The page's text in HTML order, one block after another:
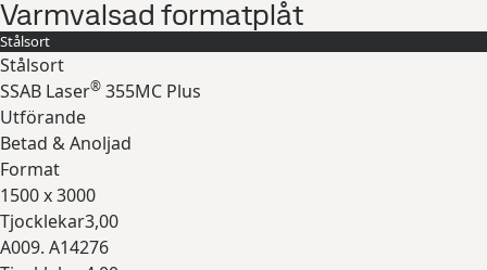
Varmvalsad formatplåt
Stålsort
Stålsort
SSAB Laser® 355MC Plus
Utförande
Betad & Anoljad
Format
1500 x 3000
Tjocklekar3,00
A009. A14276